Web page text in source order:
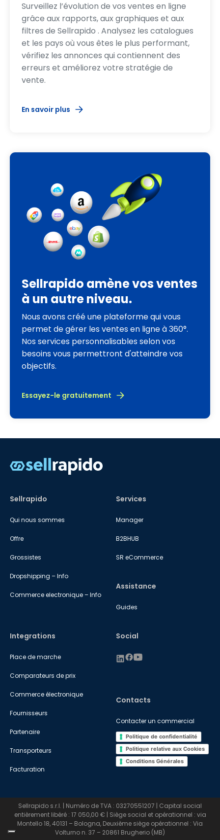
Surveillez l’évolution de vos ventes en ligne
grâce aux rapports, aux graphiques et aux
filtres de Sellrapido . Analysez les catalogues
et les pays où vous êtes le plus performant,
vérifiez les annonces qui contiennent des
erreurs et améliorez votre stratégie de
vente.
En savoir plus
Sellrapido amène vos ventes
à un autre niveau.
Nous avons créé une plateforme qui vous
permet de gérer les ventes en ligne à 360°.
Nos services personnalisables selon vos
besoins vous permettront d'atteindre vos
objectifs.
Essayez-le gratuitement
Sellrapido
Qui nous sommes
Offre
Grossistes
Dropshipping – Info
Commerce electronique – Info
Services
Manager
B2BHUB
SR eCommerce
Integrations
Place de marche
Comparateurs de prix
Commerce électronique
Fournisseurs
Partenaire
Transporteurs
Facturation
Assistance
Guides
Contacts
Contacter un commercial
Politique de confidentialité
Politique relative aux Cookies
Conditions Générales
Social
Sellrapido s.r.l. | Numéro de TVA : 03270551207 | Capital social
entièrement libéré : 17 050,00 € | Siège social et opérationnel : via
Montello 18, 40131 – Bologna, Deuxième siège opérationnel : Via
Volturno n. 37 – 20861 Brugherio (MB)